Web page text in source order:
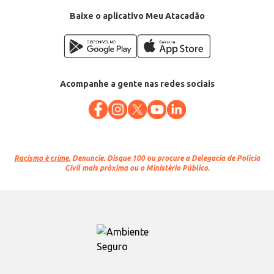
Baixe o aplicativo Meu Atacadão
Acompanhe a gente nas redes sociais
Racismo é crime. Denuncie. Disque 100 ou procure a Delegacia de Polícia
Civil mais próxima ou o Ministério Público.